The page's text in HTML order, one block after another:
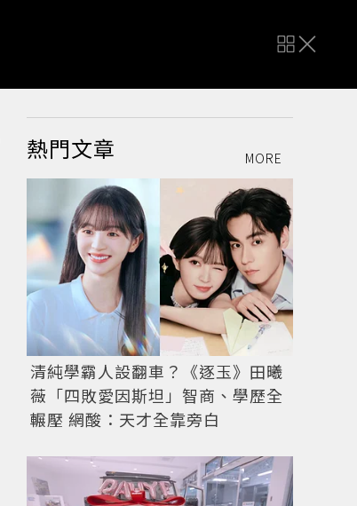
熱門文章 MORE
清純學霸人設翻車？《逐玉》田曦
薇「四敗愛因斯坦」智商、學歷全
輾壓 網酸：天才全靠旁白